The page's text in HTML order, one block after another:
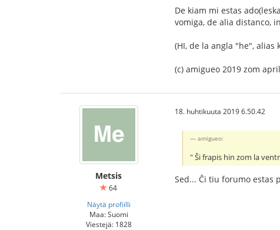
De kiam mi estas
vomiga, de alia distanco,
(HI, de la angla "he", alias
(c) amigueo 2019 zom
Metsis
64
Näytä profiilli
Maa: Suomi
Viestejä: 1828
18. huhtikuuta 2019 6.50.42
amigueo:
" Ŝi frapis hin zom la
Sed... Ĉi tiu forumo